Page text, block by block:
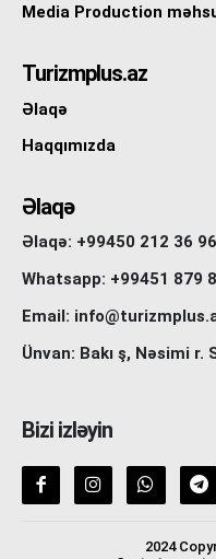
Media Production
Turizmplus.az
Əlaqə
Haqqımızda
Əlaqə
Əlaqə: +99450 212 36 96
Whatsapp: +99451 879
Email:
Ünvan: Bakı ş, Nəsimi r.
Bizi izləyin
2024